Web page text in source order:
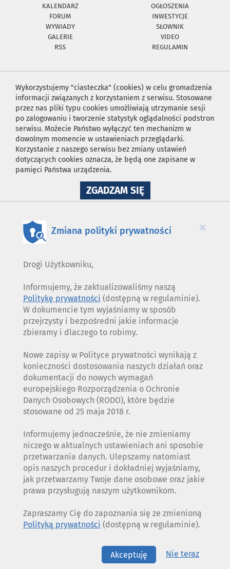
KALENDARZ
OGŁOSZENIA
FORUM
INWESTYCJE
WYWIADY
SŁOWNIK
GALERIE
VIDEO
RSS
REGULAMIN
Wykorzystujemy "ciasteczka" (cookies) w celu gromadzenia
informacji związanych z korzystaniem z serwisu. Stosowane
przez nas pliki typu cookies umożliwiają utrzymanie sesji
po zalogowaniu i tworzenie statystyk oglądalności podstron
serwisu. Możecie Państwo wyłączyć ten mechanizm w
dowolnym momencie w ustawieniach przeglądarki.
Korzystanie z naszego serwisu bez zmiany ustawień
dotyczących cookies oznacza, że będą one zapisane w
pamięci Państwa urządzenia.
ZGADZAM SIĘNA
WYKORZYSTANIE
×
Zmiana polityki prywatności
Drogi Użytkowniku,
Informujemy, że zaktualizowaliśmy naszą
Politykę prywatności (dostępną w regulaminie).
W dokumencie tym wyjaśniamy w sposób
przejrzysty i bezpośredni jakie informacje
zbieramy i dlaczego to robimy.
Nowe zapisy w Polityce prywatności wynikają z
konieczności dostosowania naszych działań oraz
dokumentacji do nowych wymagań
europejskiego Rozporządzenia o Ochronie
Danych Osobowych (RODO), które będzie
stosowane od 25 maja 2018 r.
Informujemy jednocześnie, że nie zmieniamy
niczego w aktualnych ustawieniach ani sposobie
przetwarzania danych. Ulepszamy natomiast
opis naszych procedur i dokładniej wyjaśniamy,
jak przetwarzamy Twoje dane osobowe oraz jakie
prawa przysługują naszym użytkownikom.
Zapraszamy Cię do zapoznania się ze zmienioną
Polityką prywatności (dostępną w regulaminie).
Akceptuję Nie teraz